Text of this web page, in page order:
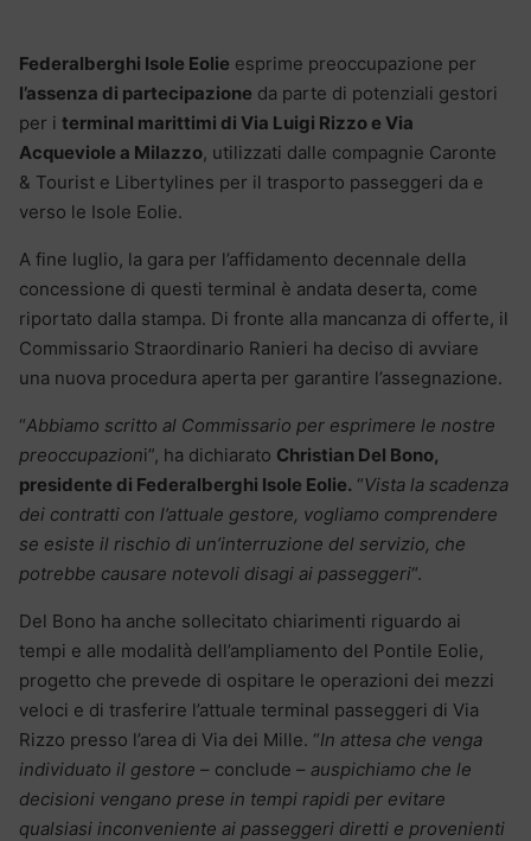
Federalberghi Isole Eolie esprime preoccupazione per
l’assenza di partecipazione da parte di potenziali gestori
per i terminal marittimi di Via Luigi Rizzo e Via
Acqueviole a Milazzo, utilizzati dalle compagnie Caronte
& Tourist e Libertylines per il trasporto passeggeri da e
verso le Isole Eolie.
A fine luglio, la gara per l’affidamento decennale della
concessione di questi terminal è andata deserta, come
riportato dalla stampa. Di fronte alla mancanza di offerte, il
Commissario Straordinario Ranieri ha deciso di avviare
una nuova procedura aperta per garantire l’assegnazione.
“Abbiamo scritto al Commissario per esprimere le nostre
preoccupazioni”, ha dichiarato Christian Del Bono,
presidente di Federalberghi Isole Eolie. “Vista la scadenza
dei contratti con l’attuale gestore, vogliamo comprendere
se esiste il rischio di un’interruzione del servizio, che
potrebbe causare notevoli disagi ai passeggeri“.
Del Bono ha anche sollecitato chiarimenti riguardo ai
tempi e alle modalità dell’ampliamento del Pontile Eolie,
progetto che prevede di ospitare le operazioni dei mezzi
veloci e di trasferire l’attuale terminal passeggeri di Via
Rizzo presso l’area di Via dei Mille. “In attesa che venga
individuato il gestore – conclude – auspichiamo che le
decisioni vengano prese in tempi rapidi per evitare
qualsiasi inconveniente ai passeggeri diretti e provenienti